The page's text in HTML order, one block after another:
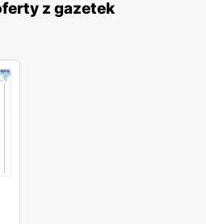
z gazetek